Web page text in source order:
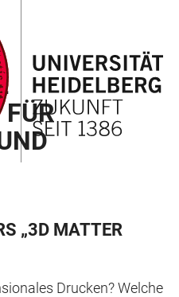
„3D MATTER
Drucken? Welche